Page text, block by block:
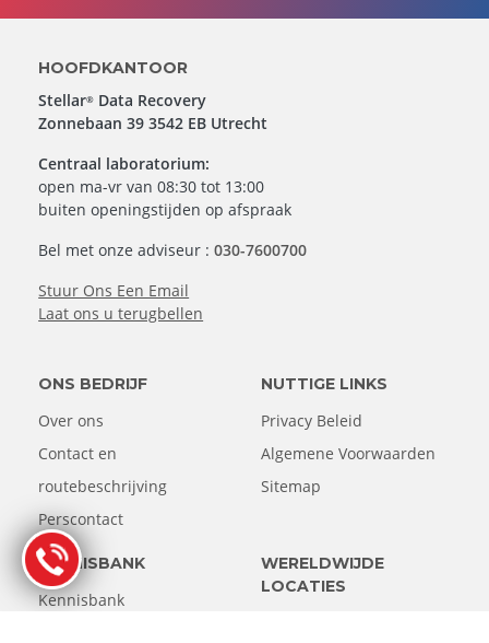
HOOFDKANTOOR
Stellar® Data Recovery
Zonnebaan 39 3542 EB Utrecht
Centraal laboratorium:
open ma-vr van 08:30 tot 13:00
buiten openingstijden op afspraak
Bel met onze adviseur :030-7600700
Stuur Ons Een Email
Laat ons u terugbellen
ONS BEDRIJF
Over ons
Contact en
routebeschrijving
Perscontact
NUTTIGE LINKS
Privacy Beleid
Algemene Voorwaarden
Sitemap
KENNISBANK
Kennisbank
WERELDWIJDE
LOCATIES